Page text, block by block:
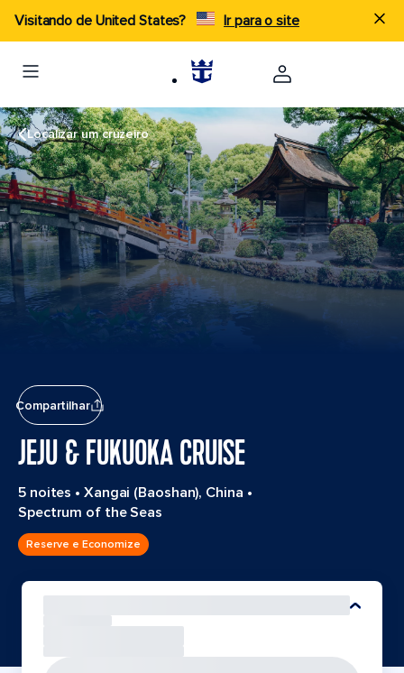
Visitando de United States? Ir para o site
Localizar um cruzeiro
Compartilhar
JEJU & FUKUOKA CRUISE
5 noites • Xangai (Baoshan), China •
Spectrum of the Seas
Reserve e Economize